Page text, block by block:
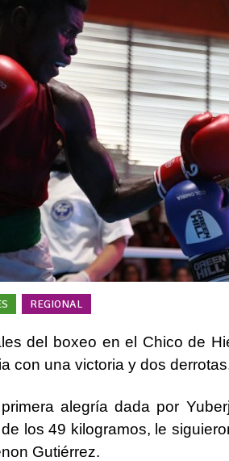
REGIONAL
del boxeo en el Chico de
con una victoria y dos
alegría dada por
los 49 kilogramos, le
Gutiérrez.